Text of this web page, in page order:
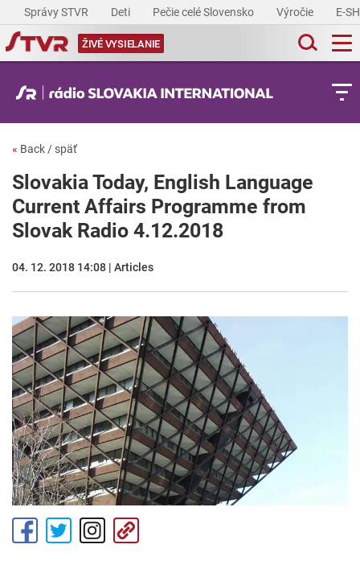
Správy STVR Deti Pečie celé Slovensko Výročie E-
ŽIVÉ VYSIELANIE
« Back / späť
Slovakia Today, English Language
Current Affairs Programme from
Slovak Radio 4.12.2018
04. 12. 2018 14:08 | Articles